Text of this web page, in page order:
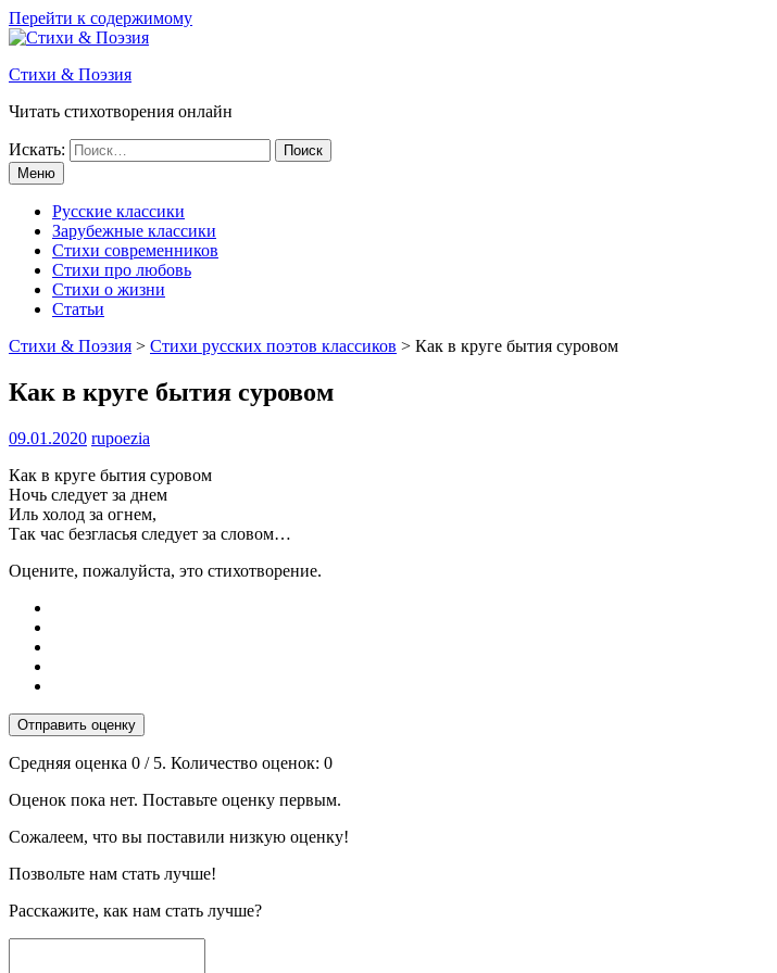
Перейти к содержимому
Стихи & Поэзия
Читать стихотворения онлайн
Искать:
Меню
Русские классики
Зарубежные классики
Стихи современников
Стихи про любовь
Стихи о жизни
Статьи
Стихи & Поэзия > Стихи русских поэтов классиков > Как в круге бытия суровом
Как в круге бытия суровом
09.01.2020 rupoezia
Как в круге бытия суровом
Ночь следует за днем
Иль холод за огнем,
Так час безгласья следует за словом…
Оцените, пожалуйста, это стихотворение.
Отправить оценку
Средняя оценка 0 / 5. Количество оценок: 0
Оценок пока нет. Поставьте оценку первым.
Сожалеем, что вы поставили низкую оценку!
Позвольте нам стать лучше!
Расскажите, как нам стать лучше?